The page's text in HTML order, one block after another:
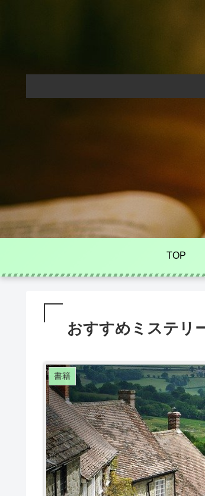
TOP
おすすめミステ
書籍